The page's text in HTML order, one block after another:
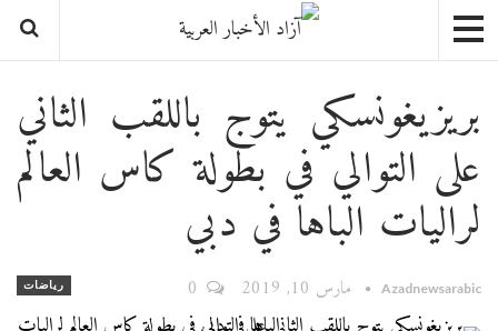
بريزيغونسكي يتوج باللقب الثاني
على التوالي في بطولة كاس العالم
لراليات الباها في دبي
رياضات Azadnewsarabic مارس 10, 2019